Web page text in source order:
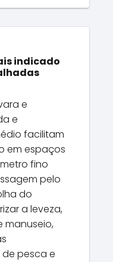
indicado
e
e
facilitam
em espaços
fino
pelo
do
a leveza,
manuseio,
pesca e